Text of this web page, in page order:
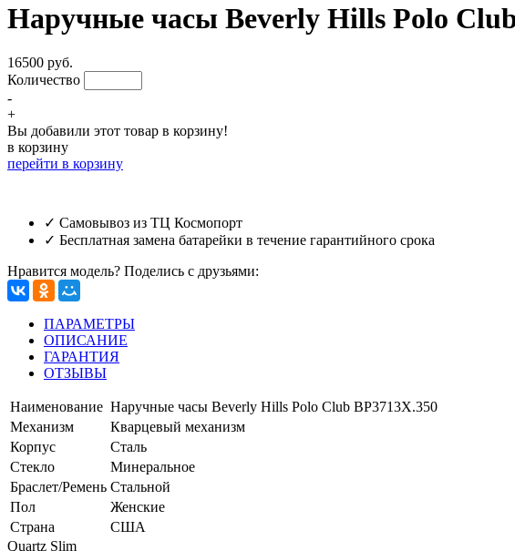
Наручные часы Beverly Hills Polo
16500 руб.
Количество
-
+
Вы добавили этот товар в корзину!
в корзину
перейти в корзину
✓ Самовывоз из ТЦ Космопорт
✓ Бесплатная замена батарейки в течение гарантийного срока
Нравится модель? Поделись с друзьями:
ПАРАМЕТРЫ
ОПИСАНИЕ
ГАРАНТИЯ
ОТЗЫВЫ
Наименование Наручные часы Beverly Hills Polo Club BP3713X.350
Механизм
Кварцевый механизм
Корпус
Сталь
Стекло
Минеральное
Браслет/Ремень Стальной
Пол
Женские
Страна
США
Quartz Slim